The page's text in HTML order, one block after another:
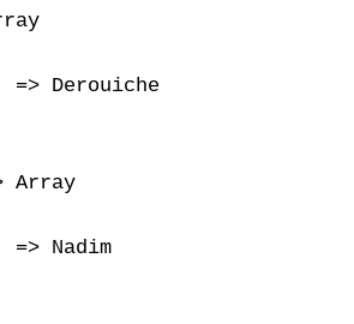
=> Derouiche
Array
=> Nadim